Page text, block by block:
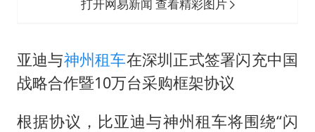
打开网易新闻 查看精彩图片
亚迪与神州租车在深圳正式签署闪充中国
战略合作暨10万台采购框架协议
根据协议，比亚迪与神州租车将围绕“闪